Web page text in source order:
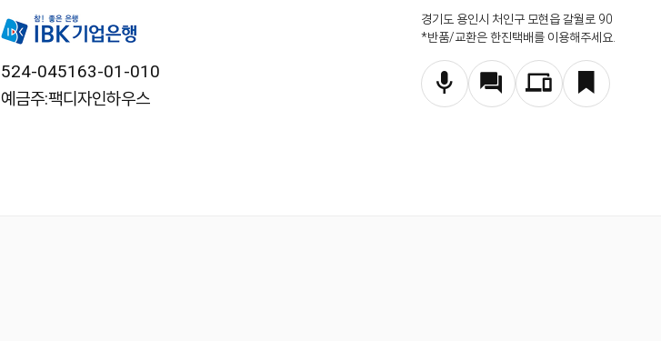
524-045163-01-010
예금주:팩디자인하우스
경기도 용인시 처인구 모현읍 갈월로 90
*반품/교환은 한진택배를 이용해주세요.